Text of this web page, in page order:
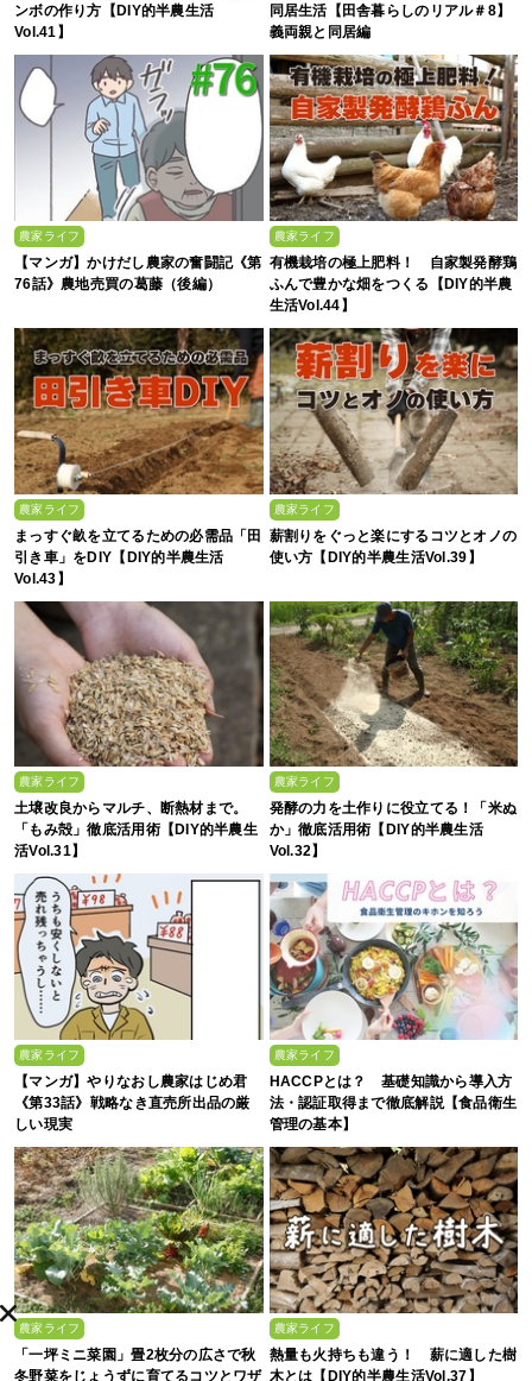
ンボの作り方【DIY的半農生活
Vol.41】
同居生活【田舎暮らしのリアル＃8】
義両親と同居編
農家ライフ
【マンガ】かけだし農家の奮闘記《第
76話》農地売買の葛藤（後編）
農家ライフ
有機栽培の極上肥料！ 自家製発酵鶏
ふんで豊かな畑をつくる【DIY的半農
生活Vol.44】
農家ライフ
まっすぐ畝を立てるための必需品「田
引き車」をDIY【DIY的半農生活
Vol.43】
農家ライフ
薪割りをぐっと楽にするコツとオノの
使い方【DIY的半農生活Vol.39】
農家ライフ
土壌改良からマルチ、断熱材まで。
「もみ殻」徹底活用術【DIY的半農生
活Vol.31】
農家ライフ
発酵の力を土作りに役立てる！「米ぬ
か」徹底活用術【DIY的半農生活
Vol.32】
農家ライフ
【マンガ】やりなおし農家はじめ君
《第33話》戦略なき直売所出品の厳
しい現実
農家ライフ
HACCPとは？ 基礎知識から導入方
法・認証取得まで徹底解説【食品衛生
管理の基本】
農家ライフ
「一坪ミニ菜園」畳2枚分の広さで秋
冬野菜をじょうずに育てるコツとワザ
農家ライフ
熱量も火持ちも違う！ 薪に適した樹
木とは【DIY的半農生活Vol.37】